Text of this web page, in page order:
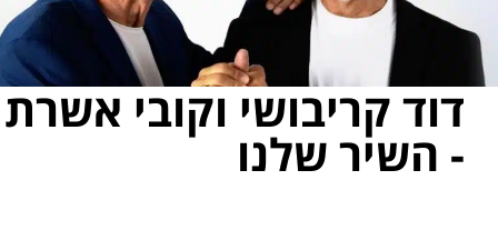
דוד קריבושי וקובי אשרת
- השיר שלנו